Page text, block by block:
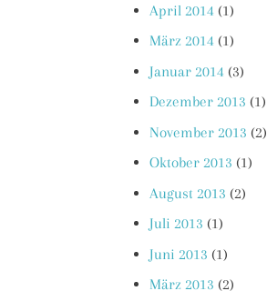
April 2014 (1)
März 2014 (1)
Januar 2014 (3)
Dezember 2013 (1)
November 2013 (2)
Oktober 2013 (1)
August 2013 (2)
Juli 2013 (1)
Juni 2013 (1)
März 2013 (2)